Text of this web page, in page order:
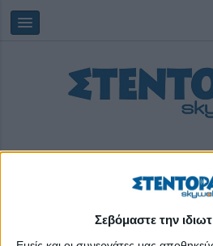
Σεβόμαστε την